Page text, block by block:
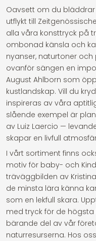
Oavsett om du bläddrar
utflykt till
alla våra konsttryck på
ombonad känsla och
nyanser, naturtoner
ovanför sängen en
August Ahlborn som
kustlandskap. Vill du
inspireras av våra
slående exempel är
av Luiz Laercio —
skapar en livfull
I vårt sortiment finns
motiv för baby- och
träväggbilden av
de minsta lära känna
som en lekfull skara.
med tryck för de högsta
bärande del av vår
naturresurserna. Hos